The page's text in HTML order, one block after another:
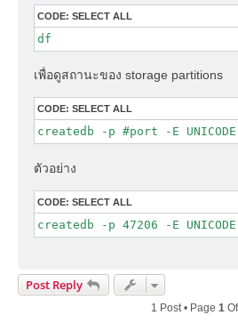
CODE: SELECT ALL
df
เพื่อดูสถานะของ storage partitions
CODE: SELECT ALL
createdb -p #port -E
ตัวอย่าง
CODE: SELECT ALL
createdb -p 47206 -E
Post Reply
1 Post • Page 1 Of